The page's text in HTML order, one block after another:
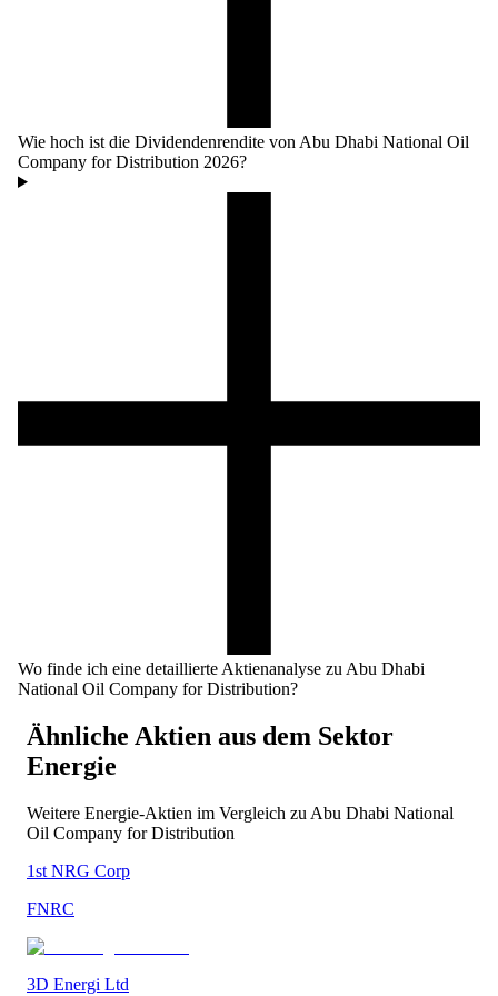
Wie hoch ist die Dividendenrendite von Abu Dhabi National Oil
Company for Distribution 2026?
Wo finde ich eine detaillierte Aktienanalyse zu Abu Dhabi
National Oil Company for Distribution?
Ähnliche Aktien aus dem Sektor
Energie
Weitere Energie-Aktien im Vergleich zu Abu Dhabi National
Oil Company for Distribution
1st NRG Corp
FNRC
3D Energi Ltd